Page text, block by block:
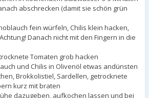
abschrecken (damit sie schön grün
fein würfeln, Chilis klein hacken,
Danach nicht mit den Fingern in die
Tomaten grob hacken
und Chilis in Olivenöl etwas andünsten
Brokkolistiel, Sardellen, getrocknete
kurz mit braten
dazugeben, aufkochen lassen und bei